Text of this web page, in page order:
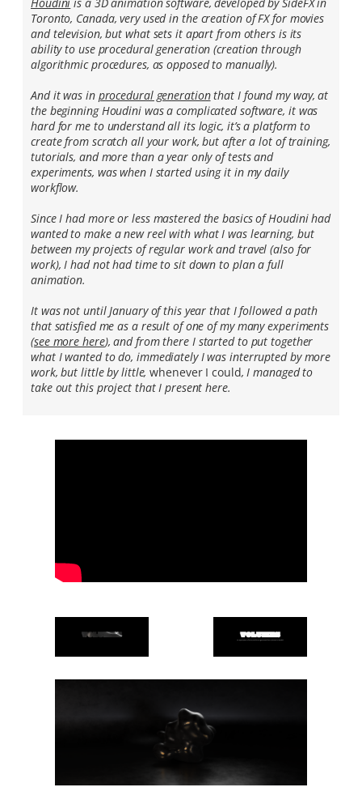
Houdini is a 3D animation software, developed by SideFX in
Toronto, Canada, very used in the creation of FX for movies
and television, but what sets it apart from others is its
ability to use procedural generation (creation through
algorithmic procedures, as opposed to manually).
And it was in procedural generationthat I found my way, at
the beginning Houdini was a complicated software, it was
hard for me to understand all its logic, it’s a platform to
create from scratch all your work, but after a lot of training,
tutorials, and more than a year only of tests and
experiments, was when I started using it in my daily
workflow.
Since I had more or less mastered the basics of Houdini had
wanted to make a new reel with what I was learning, but
between my projects of regular work and travel (also for
work), I had not had time to sit down to plan a full
animation.
It was not until January of this year that I followed a path
that satisfied me as a result of one of my many experiments
(see more here), and from there I started to put together
what I wanted to do, immediately I was interrupted by more
work, but little by little,whenever I could, I managed to
take out this project that I present here.